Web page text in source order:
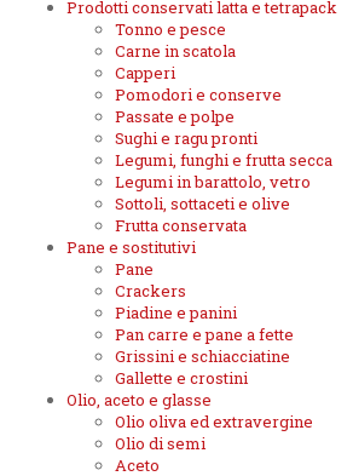
Prodotti conservati latta e tetrapack
Tonno e pesce
Carne in scatola
Capperi
Pomodori e conserve
Passate e polpe
Sughi e ragu pronti
Legumi, funghi e frutta secca
Legumi in barattolo, vetro
Sottoli, sottaceti e olive
Frutta conservata
Pane e sostitutivi
Pane
Crackers
Piadine e panini
Pan carre e pane a fette
Grissini e schiacciatine
Gallette e crostini
Olio, aceto e glasse
Olio oliva ed extravergine
Olio di semi
Aceto